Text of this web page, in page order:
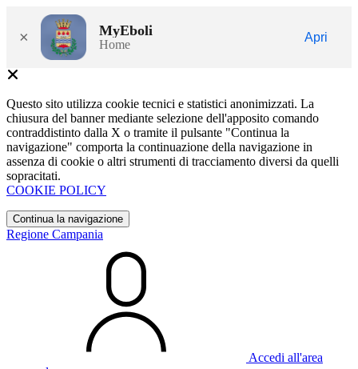
× MyEboli
Home
Apri
Questo sito utilizza cookie tecnici e statistici anonimizzati. La
chiusura del banner mediante selezione dell'apposito comando
contraddistinto dalla X o tramite il pulsante "Continua la
navigazione" comporta la continuazione della navigazione in
assenza di cookie o altri strumenti di tracciamento diversi da quelli
sopracitati.
COOKIE POLICY
Continua la navigazione
Regione Campania
Accedi all'area